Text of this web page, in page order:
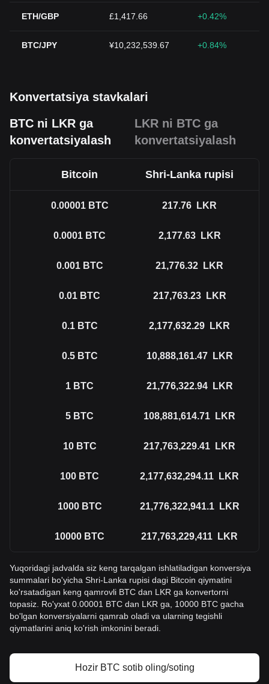
ETH/GBP £1,417.66 +0.42%
BTC/JPY ¥10,232,539.67 +0.84%
Konvertatsiya stavkalari
BTC ni LKR ga
konvertatsiyalash
LKR ni BTC ga
konvertatsiyalash
Bitcoin Shri-Lanka rupisi
0.00001 BTC 217.76 LKR
0.0001 BTC 2,177.63 LKR
0.001 BTC 21,776.32 LKR
0.01 BTC 217,763.23 LKR
0.1 BTC 2,177,632.29 LKR
0.5 BTC 10,888,161.47 LKR
1 BTC 21,776,322.94 LKR
5 BTC 108,881,614.71 LKR
10 BTC 217,763,229.41 LKR
100 BTC 2,177,632,294.11 LKR
1000 BTC 21,776,322,941.1 LKR
10000 BTC 217,763,229,411 LKR
Yuqoridagi jadvalda siz keng tarqalgan ishlatiladigan konversiya
summalari bo'yicha Shri-Lanka rupisi dagi Bitcoin qiymatini
ko'rsatadigan keng qamrovli BTC dan LKR ga konvertorni
topasiz. Ro'yxat 0.00001 BTC dan LKR ga, 10000 BTC gacha
bo'lgan konversiyalarni qamrab oladi va ularning tegishli
qiymatlarini aniq ko'rish imkonini beradi.
Hozir BTC sotib oling/soting